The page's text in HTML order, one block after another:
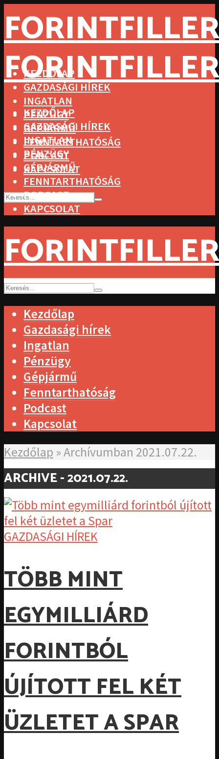
KEZDŐLAP
GAZDASÁGI HÍREK
INGATLAN
PÉNZÜGY
GÉPJÁRMŰ
FENNTARTHATÓSÁG
PODCAST
KAPCSOLAT
KEZDŐLAP
GAZDASÁGI HÍREK
INGATLAN
PÉNZÜGY
GÉPJÁRMŰ
FENNTARTHATÓSÁG
PODCAST
KAPCSOLAT
Kezdőlap
Gazdasági hírek
Ingatlan
Pénzügy
Gépjármű
Fenntarthatóság
Podcast
Kapcsolat
Kezdőlap »Archívumban 2021.07.22.
ARCHIVE - 2021.07.22.
GAZDASÁGI HÍREK
TÖBB MINT
EGYMILLIÁRD
FORINTBÓL
ÚJÍTOTT FEL KÉT
ÜZLETET A SPAR